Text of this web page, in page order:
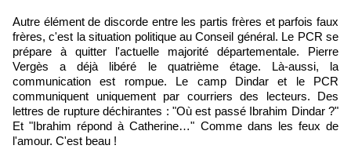
Autre élément de discorde entre les partis frères et parfois faux
frères, c'est la situation politique au Conseil général. Le PCR se
prépare à quitter l'actuelle majorité départementale. Pierre
Vergès a déjà libéré le quatrième étage. Là-aussi, la
communication est rompue. Le camp Dindar et le PCR
communiquent uniquement par courriers des lecteurs. Des
lettres de rupture déchirantes : "Où est passé Ibrahim Dindar ?"
Et "Ibrahim répond à Catherine…" Comme dans les feux de
l'amour. C'est beau !